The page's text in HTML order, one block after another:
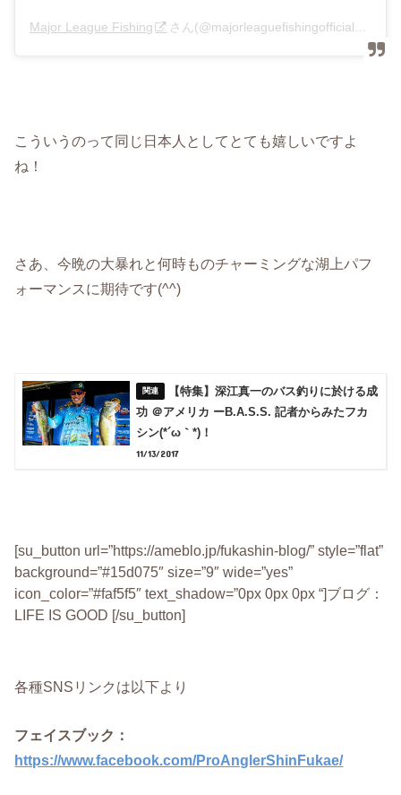
Major League Fishing さん(@majorleaguefishingofficial)がシェアした投稿 –
こういうのって同じ日本人としてとても嬉しいですよ
ね！
さあ、今晩の大暴れと何時ものチャーミングな湖上パフ
ォーマンスに期待です(^^)
【特集】深江真一のバス釣りに於ける成
功 ＠アメリカ ーB.A.S.S. 記者からみたフカ
シン(*´ω｀*)！
11/13/2017
[su_button url=”https://ameblo.jp/fukashin-blog/” style=”flat”
background=”#15d075″ size=”9″ wide=”yes”
icon_color=”#faf5f5″ text_shadow=”0px 0px 0px “]ブログ：
LIFE IS GOOD [/su_button]
各種SNSリンクは以下より
フェイスブック：
https://www.facebook.com/ProAnglerShinFukae/